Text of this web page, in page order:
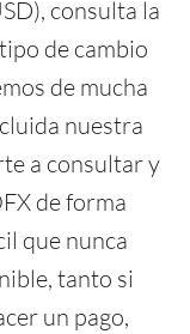
consulta la
de cambio
de mucha
nuestra
a consultar y
de forma
que nunca
tanto si
un pago,